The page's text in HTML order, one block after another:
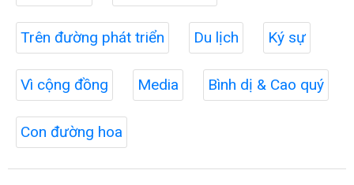
Trên đường phát triển Du lịch Ký sự
Vì cộng đồng Media Bình dị & Cao quý
Con đường hoa